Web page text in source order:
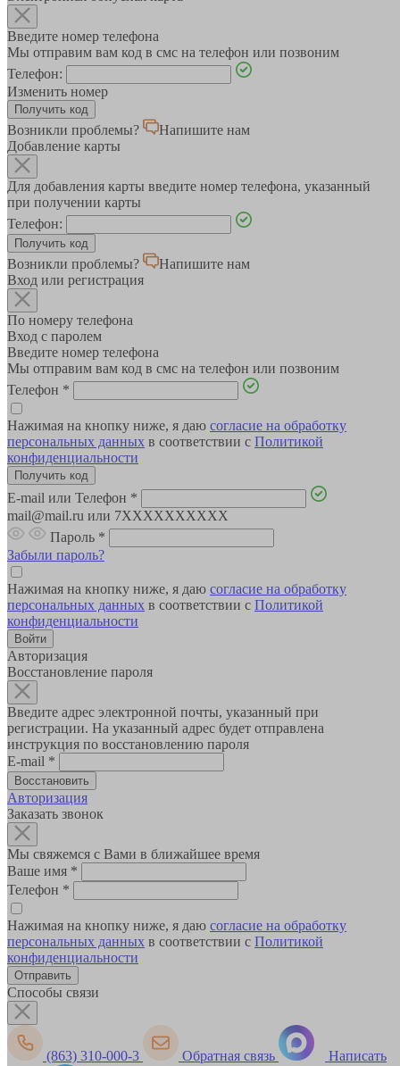
Введите номер телефона
Мы отправим вам код в смс на телефон или позвоним
Телефон:
Изменить номер
Возникли проблемы?
Напишите нам
Добавление карты
Для добавления карты введите номер телефона, указанный
при получении карты
Телефон:
Возникли проблемы?
Напишите нам
Вход или регистрация
По номеру телефона
Вход с паролем
Введите номер телефона
Мы отправим вам код в смс на телефон или позвоним
Телефон *
Нажимая на кнопку ниже, я даю согласие на обработку
персональных данных в соответствии с Политикой
конфиденциальности
E-mail или Телефон *
mail@mail.ru или 7XXXXXXXXXX
Пароль *
Забыли пароль?
Нажимая на кнопку ниже, я даю согласие на обработку
персональных данных в соответствии с Политикой
конфиденциальности
Авторизация
Восстановление пароля
Введите адрес электронной почты, указанный при
регистрации. На указанный адрес будет отправлена
инструкция по восстановлению пароля
E-mail *
Авторизация
Заказать звонок
Мы свяжемся с Вами в ближайшее время
Ваше имя *
Телефон *
Нажимая на кнопку ниже, я даю согласие на обработку
персональных данных в соответствии с Политикой
конфиденциальности
Способы связи
(863) 310-000-3 Обратная связь Написать